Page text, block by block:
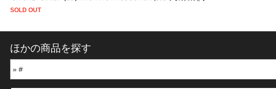
SOLD OUT
ほかの商品を探す